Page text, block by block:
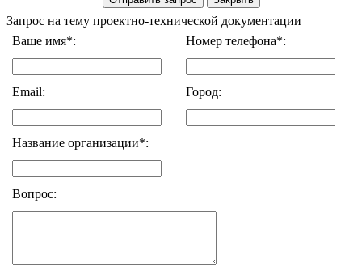
Запрос на тему проектно-технической документации
Ваше имя*:
Номер телефона*:
Email: Город:
Название организации*:
Вопрос: